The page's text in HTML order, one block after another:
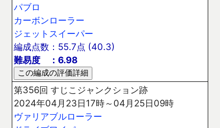
パブロ
カーボンローラー
ジェットスイーパー
編成点数：55.7点 (40.3)
難易度 ：6.98
第356回 すじこジャンクション跡
2024年04月23日17時～04月25日09時
ヴァリアブルローラー